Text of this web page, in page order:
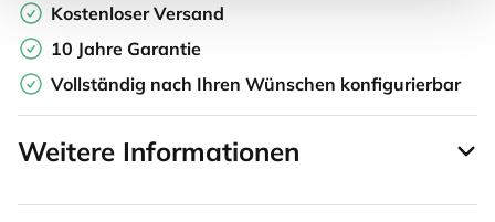
Kostenloser Versand
10 Jahre Garantie
Vollständig nach Ihren Wünschen konfigurierbar
Weitere Informationen